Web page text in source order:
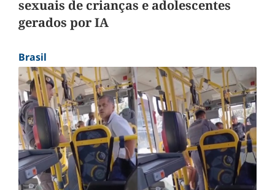
sexuais de crianças e adolescentes
gerados por IA
Brasil